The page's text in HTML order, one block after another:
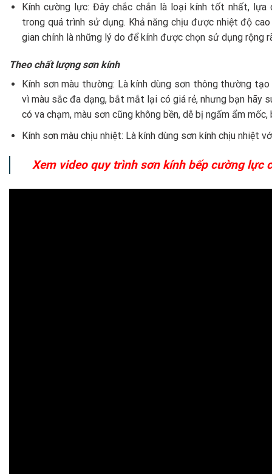
Kính cường lực: Đây chắc chắn là loại kính tốt nhất, lựa
trong quá trình sử dụng. Khả năng chịu được nhiệt độ
gian chính là những lý do để kính được chọn sử dụng rộng
Theo chất lượng sơn kính
Kính sơn màu thường: Là kính dùng sơn thông thường
vì màu sắc đa dạng, bắt mắt lại có giá rẻ, nhưng bạn hãy
có va chạm, màu sơn cũng không bền, dễ bị ngấm ẩm mốc,
Kính sơn màu chịu nhiệt: Là kính dùng sơn kính chịu nhiệt
Xem video quy trình sơn kính bếp cường lực